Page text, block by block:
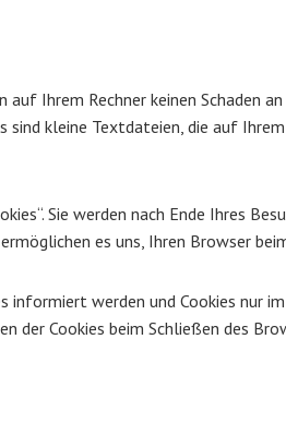
Ihrem Rechner keinen Schaden
kleine Textdateien, die auf
Sie werden nach Ende Ihres
es uns, Ihren Browser
informiert werden und Cookies nur
Cookies beim Schließen des